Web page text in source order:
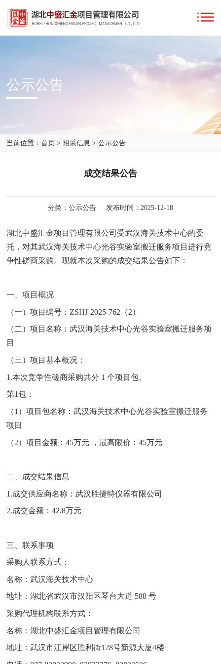
公示公告
当前位置：首页 >招采信息 >公示公告
成交结果公告
分类：公示公告 发布时间：2025-12-18
湖北中盛汇金项目管理有限公司受武汉海关技术中心的委
托，对其武汉海关技术中心光谷实验室搬迁服务项目进行竞
争性磋商采购。现就本次采购的成交结果公告如下：
一、项目概况
（一）项目编号： ZSHJ-2025-762（2）
（二）项目名称：武汉海关技术中心光谷实验室搬迁服务项
目
（三）项目基本概况：
1.本次竞争性磋商采购共分 1 个项目包。
第1包：
（1）项目包名称：武汉海关技术中心光谷实验室搬迁服务
项目
（2）项目金额：45万元 ，最高限价：45万元
二、成交结果信息
1.成交供应商名称：武汉胜捷特仪器有限公司
2.成交金额：42.8万元
三、联系事项
采购人联系方式：
名称：武汉海关技术中心
地址：湖北省武汉市汉阳区琴台大道 588 号
采购代理机构联系方式：
名称：湖北中盛汇金项目管理有限公司
地址：武汉市江岸区胜利街128号新源大厦4楼